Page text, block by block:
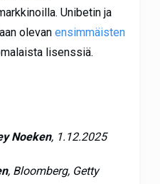
Unibetin ja
olevan ensimmäisten
lisenssiä.
Noeken, 1.12.2025
, Bloomberg, Getty